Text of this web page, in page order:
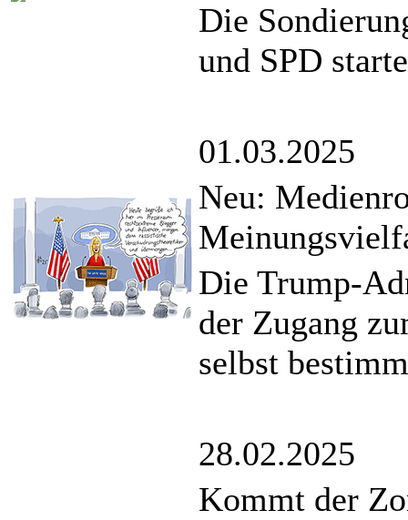
Die
und SPD
01.03.2025
Neu:
Die Trump-
der Zugang
selbst
28.02.2025
Kommt der